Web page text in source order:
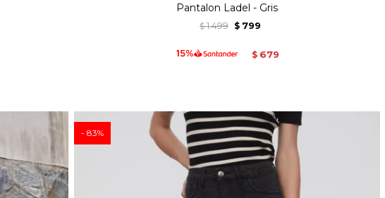
Pantalon Ladel - Gris
$ 1.499 $ 799
$ 679
83